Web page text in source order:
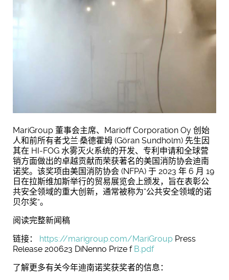
MariGroup 董事会主席、Marioff Corporation Oy 创始
人和前所有者戈兰·桑德霍姆 (Göran Sundholm) 先生因
其在 HI-FOG 水雾灭火系统的开发、专利申请和全球营
销方面做出的卓越贡献而荣获著名的美国消防协会迪南
诺奖。该奖项由美国消防协会 (NFPA) 于 2023 年 6 月 19
日在拉斯维加斯举行的贸易展览会上颁发，旨在表彰公
共安全领域的重大创新，通常被称为“公共安全领域的诺
贝尔奖”。
阅读完整新闻稿
链接：
https://marigroup.com/MariGroup Press
Release 200623 DiNenno Prize f B.pdf
了解更多有关今年迪南诺奖获奖者的信息：